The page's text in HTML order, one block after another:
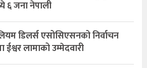
६ जना नेपाली
डिलर्स एसोसिएसनको निर्वाचन
लामाको उम्मेदवारी